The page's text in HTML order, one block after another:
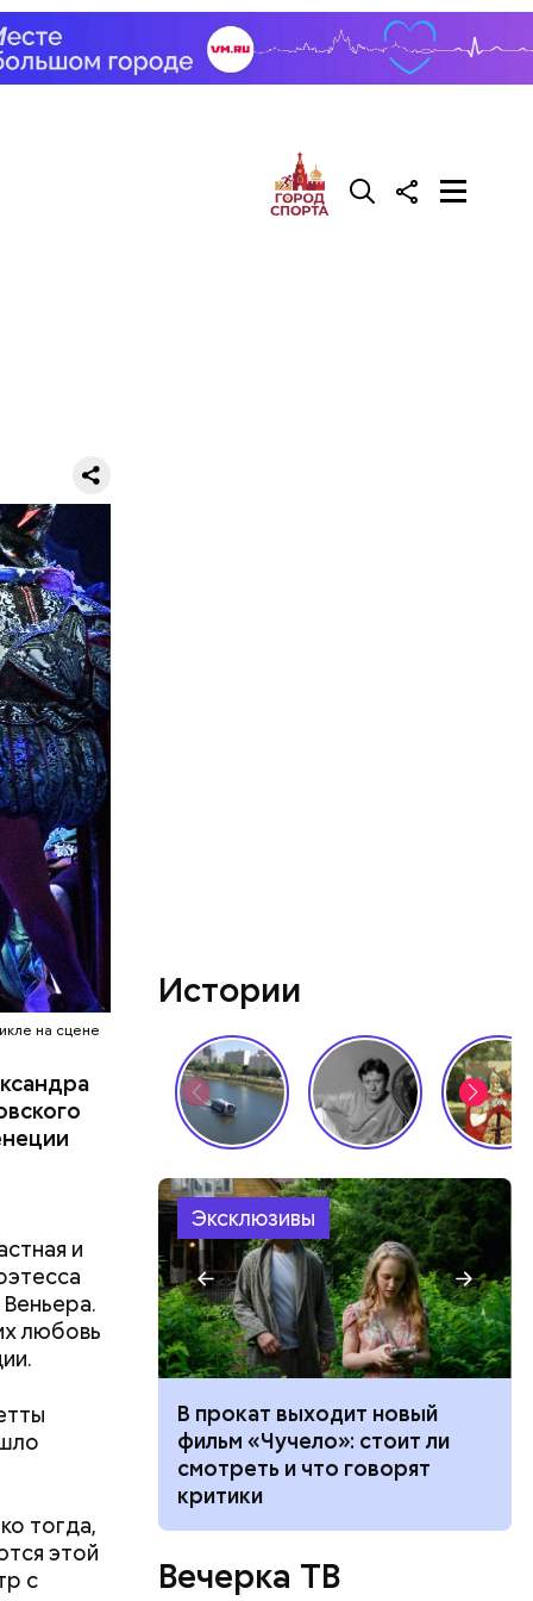
на сцене
и
любовь
тогда,
этой
с
огромной
с
Истории
Эксклюзивы
как
В прокат выходит новый
фильм «Чучело»: стоит ли
смотреть и что говорят
критики
Вечерка ТВ